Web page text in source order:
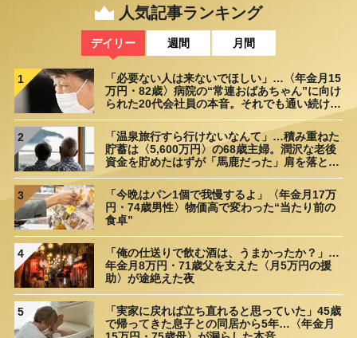
2026/06/19
「年収3割減」でも生活水準は落とさない〈41歳・年収3,000万
円〉の会社員が、今のうちに“第二の給与”を確定させておくべき
理由2026/06/16
人気記事ランキング
デイリー 週間 月間
1
「必要ない人は来ないでほしい」…〈年金月15
万円・82歳〉病院の“常連おばあちゃん”に向け
られた20代会社員の本音。それでも通い続ける
2
「温泉旅行すら行けないなんて」…積み重ねた
貯蓄は〈5,600万円〉の68歳主婦。潤沢な老後
資金を貯めたはずが「馬鹿だった」肩を落とす
3
「今晩はパン1個で我慢するよ」〈年金月17万
円・74歳男性〉物価高で変わった“当たり前の
食卓”
4
「俺の仕送りで飲む酒は、うまかったか？」…
年金月8万円・71歳父を支えた〈月5万円の援
助〉が途絶えた夜
5
「実家に戻れば立ち直れると思っていた」45歳
で帰ってきた息子との同居から5年…〈年金月